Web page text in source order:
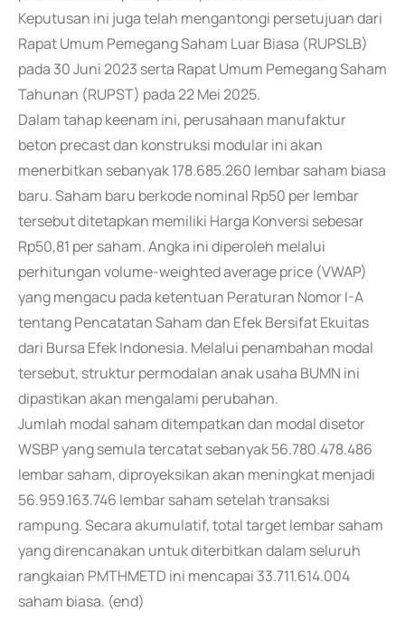
Keputusan ini juga telah mengantongi persetujuan dari
Rapat Umum Pemegang Saham Luar Biasa (RUPSLB)
pada 30 Juni 2023 serta Rapat Umum Pemegang Saham
Tahunan (RUPST) pada 22 Mei 2025.
Dalam tahap keenam ini, perusahaan manufaktur
beton precast dan konstruksi modular ini akan
menerbitkan sebanyak 178.685.260 lembar saham biasa
baru. Saham baru berkode nominal Rp50 per lembar
tersebut ditetapkan memiliki Harga Konversi sebesar
Rp50,81 per saham. Angka ini diperoleh melalui
perhitungan volume-weighted average price (VWAP)
yang mengacu pada ketentuan Peraturan Nomor I-A
tentang Pencatatan Saham dan Efek Bersifat Ekuitas
dari Bursa Efek Indonesia. Melalui penambahan modal
tersebut, struktur permodalan anak usaha BUMN ini
dipastikan akan mengalami perubahan.
Jumlah modal saham ditempatkan dan modal disetor
WSBP yang semula tercatat sebanyak 56.780.478.486
lembar saham, diproyeksikan akan meningkat menjadi
56.959.163.746 lembar saham setelah transaksi
rampung. Secara akumulatif, total target lembar saham
yang direncanakan untuk diterbitkan dalam seluruh
rangkaian PMTHMETD ini mencapai 33.711.614.004
saham biasa. (end)